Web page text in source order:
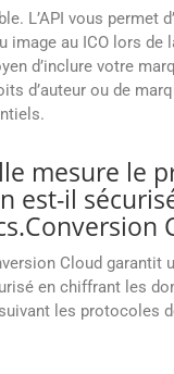
L’API vous permet
image au ICO lors de
d’inclure votre
d’auteur ou de
mesure le
est-il
Cloud garantit
en chiffrant les
les protocoles